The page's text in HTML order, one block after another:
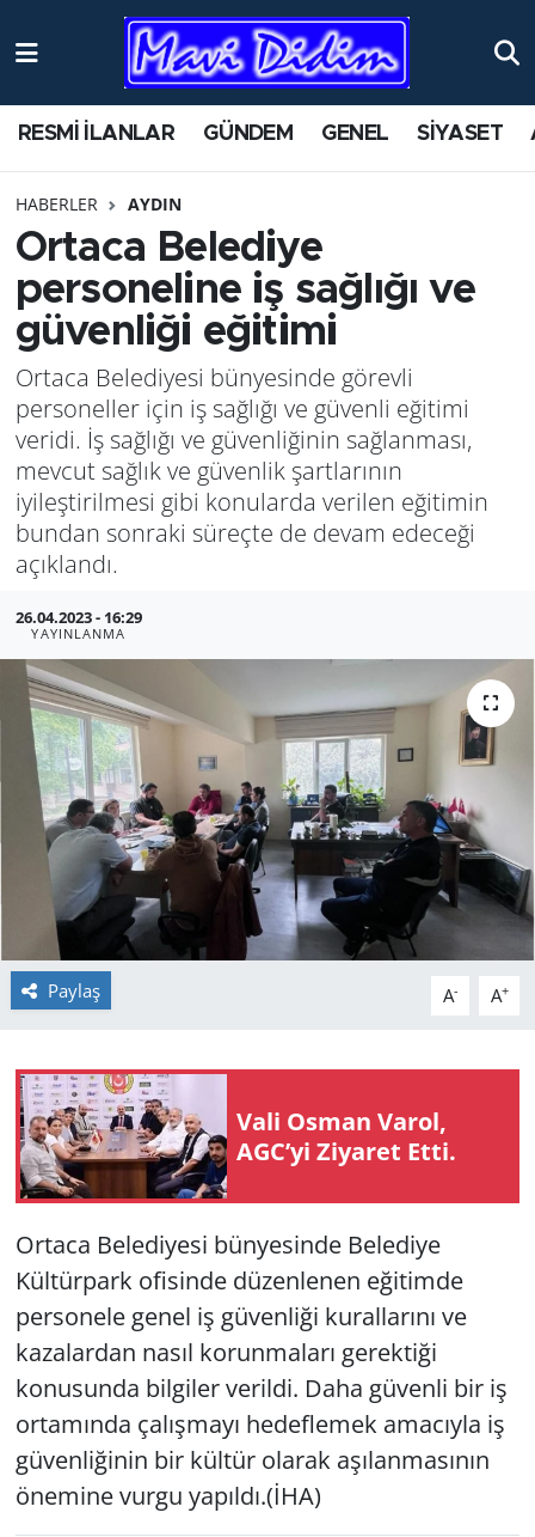
RESMİ İLANLAR GÜNDEM GENEL SİYASET
HABERLER AYDIN
Ortaca Belediye
personeline iş sağlığı ve
güvenliği eğitimi
Ortaca Belediyesi bünyesinde görevli
personeller için iş sağlığı ve güvenli eğitimi
veridi. İş sağlığı ve güvenliğinin sağlanması,
mevcut sağlık ve güvenlik şartlarının
iyileştirilmesi gibi konularda verilen eğitimin
bundan sonraki süreçte de devam edeceği
açıklandı.
26.04.2023 - 16:29
YAYINLANMA
Paylaş A- A+
Vali Osman Varol,
AGC’yi Ziyaret Etti.
Ortaca Belediyesi bünyesinde Belediye
Kültürpark ofisinde düzenlenen eğitimde
personele genel iş güvenliği kurallarını ve
kazalardan nasıl korunmaları gerektiği
konusunda bilgiler verildi. Daha güvenli bir iş
ortamında çalışmayı hedeflemek amacıyla iş
güvenliğinin bir kültür olarak aşılanmasının
önemine vurgu yapıldı.(İHA)
ANTİK YERLER
AYDIN
BİLİM VE TEKNOLOJİ
ÇEVRE
EĞİTİM
EKONOMİ
GENEL
GÜNDEM
HABERDE İNSAN
KÜLTÜR SANAT
MAGAZİN
POLİTİKA
RESMİ İLANLAR
SAĞLIK
SİYASET
SPOR
Yerel
Nöbetçi Eczaneler
Namaz Vakitleri
Trafik Durumu
Süper Lig Puan Durumu ve Fikstür
Tüm Manşetler
Son Dakika Haberleri
Haber Arşivi